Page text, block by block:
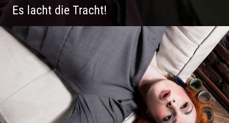
Es lacht die Tracht!
Wunderschöne Dirndl | Harmonische
Farben | Originelle Details | Edle Stoffe